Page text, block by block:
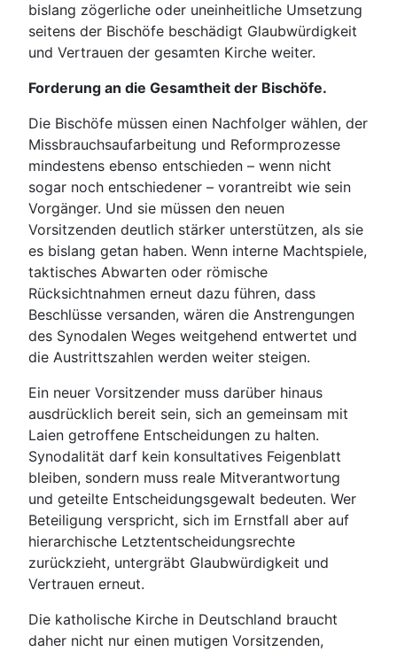
bislang zögerliche oder uneinheitliche Umsetzung
seitens der Bischöfe beschädigt Glaubwürdigkeit
und Vertrauen der gesamten Kirche weiter.
Forderung an die Gesamtheit der Bischöfe.
Die Bischöfe müssen einen Nachfolger wählen, der
Missbrauchsaufarbeitung und Reformprozesse
mindestens ebenso entschieden – wenn nicht
sogar noch entschiedener – vorantreibt wie sein
Vorgänger. Und sie müssen den neuen
Vorsitzenden deutlich stärker unterstützen, als sie
es bislang getan haben. Wenn interne Machtspiele,
taktisches Abwarten oder römische
Rücksichtnahmen erneut dazu führen, dass
Beschlüsse versanden, wären die Anstrengungen
des Synodalen Weges weitgehend entwertet und
die Austrittszahlen werden weiter steigen.
Ein neuer Vorsitzender muss darüber hinaus
ausdrücklich bereit sein, sich an gemeinsam mit
Laien getroffene Entscheidungen zu halten.
Synodalität darf kein konsultatives Feigenblatt
bleiben, sondern muss reale Mitverantwortung
und geteilte Entscheidungsgewalt bedeuten. Wer
Beteiligung verspricht, sich im Ernstfall aber auf
hierarchische Letztentscheidungsrechte
zurückzieht, untergräbt Glaubwürdigkeit und
Vertrauen erneut.
Die katholische Kirche in Deutschland braucht
daher nicht nur einen mutigen Vorsitzenden,